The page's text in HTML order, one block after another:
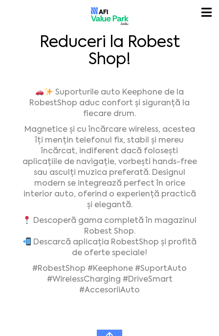
Reduceri la Robest
Shop!
Suporturile auto Keephone de la
RobestShop aduc confort și siguranță la
fiecare drum.
Magnetice și cu încărcare wireless, acestea
îți mențin telefonul fix, stabil și mereu
încărcat, indiferent dacă folosești
aplicațiile de navigație, vorbești hands-free
sau asculți muzica preferată. Designul
modern se integrează perfect în orice
interior auto, oferind o experiență practică
și elegantă.
Descoperă gama completă în magazinul
Robest Shop.
Descarcă aplicația RobestShop și profită
de oferte speciale!
#RobestShop #Keephone #SuportAuto
#WirelessCharging #DriveSmart
#AccesoriiAuto